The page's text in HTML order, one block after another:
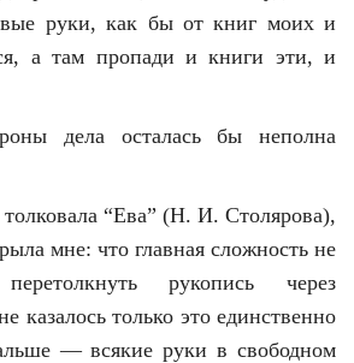
руки, как бы от книг моих и
а там пропади и книги эти, и
дела осталась бы неполна
толковала “Ева” (Н. И. Столярова),
мне: что главная сложность не
рукопись через
казалось только это единственно
— всякие руки в свободном